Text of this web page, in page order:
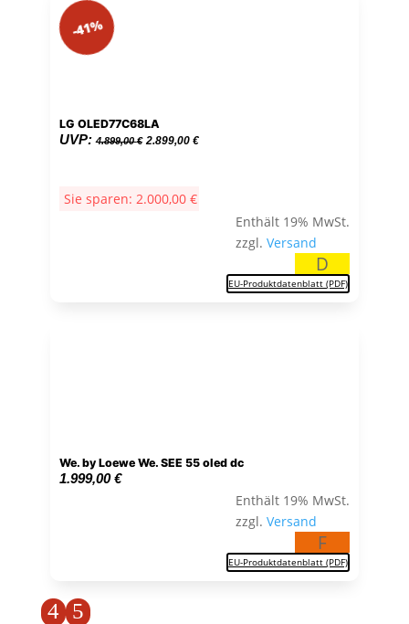
LG OLED77C68LA
UVP: 4.899,00€ Ursprünglicher
4.899,00 €
2.899,00 €Aktueller
Sie sparen: 2.000,00 €
Enthält 19% MwSt.
zzgl.Versand
D
EU-Produktdatenblatt (PDF)
-41%
We. by Loewe We. SEE 55 oled dc
1.999,00€
Enthält 19% MwSt.
zzgl.Versand
F
EU-Produktdatenblatt (PDF)
4 5